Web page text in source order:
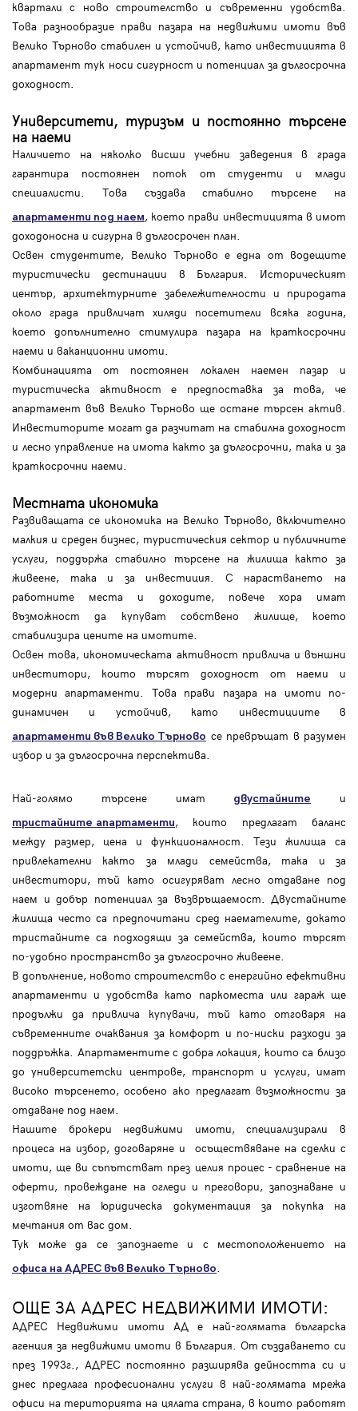
квартали с ново строителство и съвременни удобства.
Това разнообразие прави пазара на недвижими имоти във
Велико Търново стабилен и устойчив, като инвестицията в
апартамент тук носи сигурност и потенциал за дългосрочна
доходност.
Университети, туризъм и постоянно търсене
на наеми
Наличието на няколко висши учебни заведения в града
гарантира постоянен поток от студенти и млади
специалисти. Това създава стабилно търсене на
апартаменти под наем, което прави инвестицията в имот
доходоносна и сигурна в дългосрочен план.
Освен студентите, Велико Търново е една от водещите
туристически дестинации в България. Историческият
център, архитектурните забележителности и природата
около града привличат хиляди посетители всяка година,
което допълнително стимулира пазара на краткосрочни
наеми и ваканционни имоти.
Комбинацията от постоянен локален наемен пазар и
туристическа активност е предпоставка за това, че
апартамент във Велико Търново ще остане търсен актив.
Инвеститорите могат да разчитат на стабилна доходност
и лесно управление на имота както за дългосрочни, така и за
краткосрочни наеми.
Местната икономика
Развиващата се икономика на Велико Търново, включително
малкия и среден бизнес, туристическия сектор и публичните
услуги, поддържа стабилно търсене на жилища както за
живеене, така и за инвестиция. С нарастването на
работните места и доходите, повече хора имат
възможност да купуват собствено жилище, което
стабилизира цените на имотите.
Освен това, икономическата активност привлича и външни
инвеститори, които търсят доходност от наеми и
модерни апартаменти. Това прави пазара на имоти по-
динамичен и устойчив, като инвестициите в
апартаменти във Велико Търново се превръщат в разумен
избор и за дългосрочна перспектива.
Най‑голямо търсене имат двустайните и
тристайните апартаменти, които предлагат баланс
между размер, цена и функционалност. Тези жилища са
привлекателни както за млади семейства, така и за
инвеститори, тъй като осигуряват лесно отдаване под
наем и добър потенциал за възвръщаемост. Двустайните
жилища често са предпочитани сред наемателите, докато
тристайните са подходящи за семейства, които търсят
по‑удобно пространство за дългосрочно живеене.
В допълнение, новото строителство с енергийно ефективни
апартаменти и удобства като паркоместа или гараж ще
продължи да привлича купувачи, тъй като отговаря на
съвременните очаквания за комфорт и по‑ниски разходи за
поддръжка. Апартаментите с добра локация, които са близо
до университетски центрове, транспорт и услуги, имат
високо търсенето, особено ако предлагат възможности за
отдаване под наем.
Нашите брокери недвижими имоти, специализирали в
процеса на избор, договаряне и осъществяване на сделки с
имоти, ще ви съпътстват през целия процес - сравнение на
оферти, провеждане на огледи и преговори, запознаване и
изготвяне на юридическа документация за покупка на
мечтания от вас дом.
Тук може да се запознаете и с местоположението на
офиса на АДРЕС във Велико Търново
ОЩЕ ЗА АДРЕС НЕДВИЖИМИ ИМОТИ:
АДРЕС Недвижими имоти АД е най-голямата българска
агенция за недвижими имоти в България. От създаването си
през 1993г., АДРЕС постоянно разширява дейността си и
днес предлага професионални услуги в най-голямата мрежа
офиси на територията на цялата страна, в които работят